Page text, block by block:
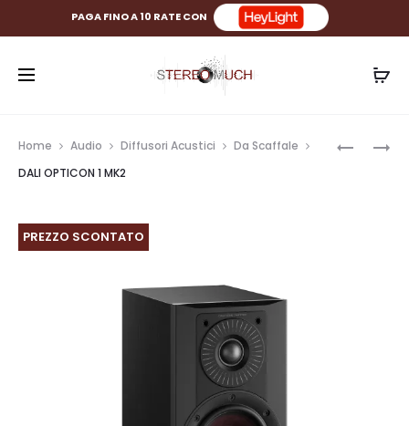
PAGA FINO A 10 RATE CON
Home Audio Diffusori Acustici
Da Scaffale
DALI OPTICON 1 MK2
PREZZO SCONTATO